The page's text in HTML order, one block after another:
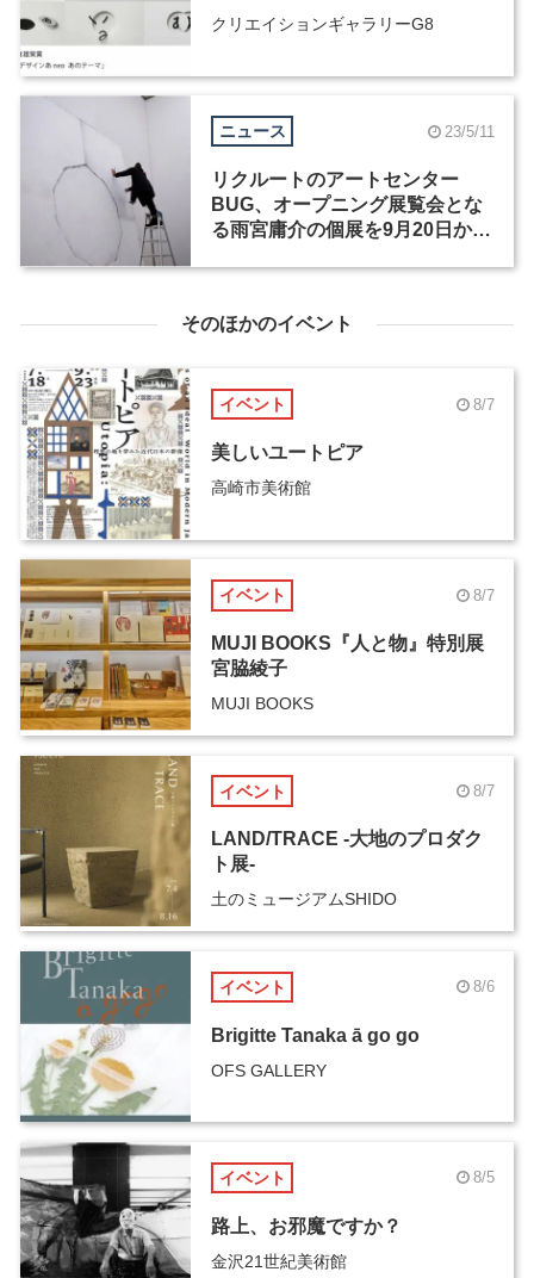
クリエイションギャラリーG8
ニュース 23/5/11
リクルートのアートセンター
BUG、オープニング展覧会とな
る雨宮庸介の個展を9月20日から
そのほかのイベント
イベント 8/7
美しいユートピア
高崎市美術館
イベント 8/7
MUJI BOOKS『人と物』特別展
宮脇綾子
MUJI BOOKS
イベント 8/7
LAND/TRACE -大地のプロダク
ト展-
土のミュージアムSHIDO
イベント 8/6
Brigitte Tanaka ā go go
OFS GALLERY
イベント 8/5
路上、お邪魔ですか？
金沢21世紀美術館